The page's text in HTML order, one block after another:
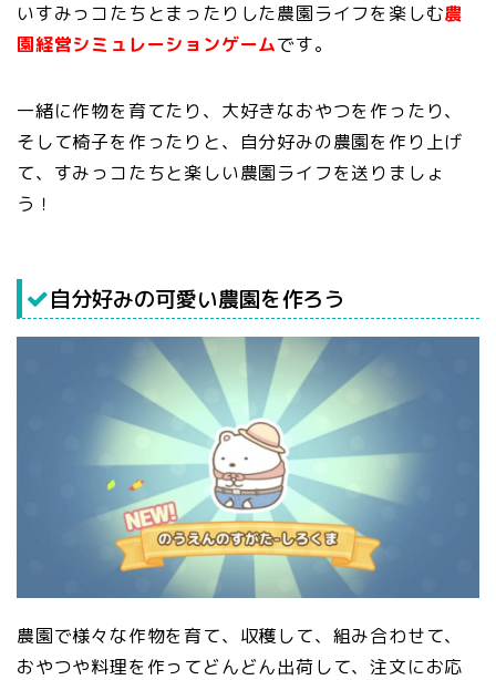
いすみっコたちとまったりした農園ライフを楽しむ農
園経営シミュレーションゲームです。
一緒に作物を育てたり、大好きなおやつを作ったり、
そして椅子を作ったりと、自分好みの農園を作り上げ
て、すみっコたちと楽しい農園ライフを送りましょ
う！
自分好みの可愛い農園を作ろう
農園で様々な作物を育て、収穫して、組み合わせて、
おやつや料理を作ってどんどん出荷して、注文にお応